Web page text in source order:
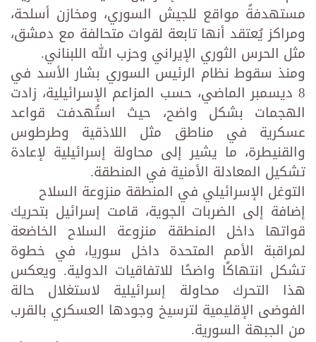
مستهدفةً مواقع للجيش السوري، ومخازن أسلحة،
ومراكز يُعتقد أنها تابعة لقوات متحالفة مع دمشق،
مثل الحرس الثوري الإيراني وحزب الله اللبناني.
ومنذ سقوط نظام الرئيس السوري بشار الأسد في
8 ديسمبر الماضي، حسب المزاعم الإسرائيلية، زادت
الهجمات بشكل واضح، حيث استُهدفت قواعد
عسكرية في مناطق مثل اللاذقية وطرطوس
والقنيطرة، ما يشير إلى محاولة إسرائيلية لإعادة
تشكيل المعادلة الأمنية في المنطقة.
التوغل الإسرائيلي في المنطقة منزوعة السلاح
إضافة إلى الضربات الجوية، قامت إسرائيل بتحريك
قواتها داخل المنطقة منزوعة السلاح الخاضعة
لمراقبة الأمم المتحدة داخل سوريا، في خطوة
تشكل انتهاكًا واضحًا للاتفاقيات الدولية. ويعكس
هذا التحرك محاولة إسرائيلية لاستغلال حالة
الفوضى الإقليمية لترسيخ وجودها العسكري بالقرب
من الجبهة السورية.